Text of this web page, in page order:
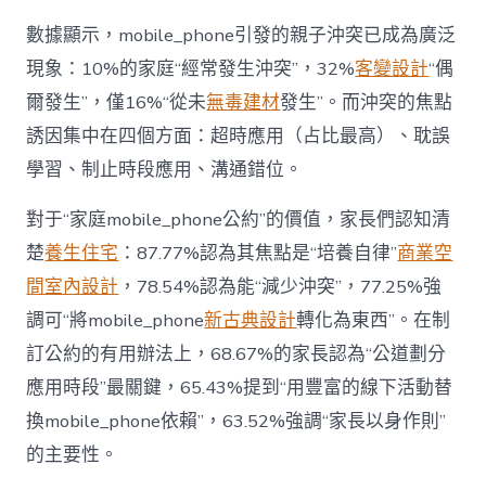
中
數據顯示，mobile_phone引發的親子沖突已成為廣泛
現象：10%的家庭“經常發生沖突”，32%客變設計“偶
爾發生”，僅16%“從未無毒建材發生”。而沖突的焦點
誘因集中在四個方面：超時應用（占比最高）、耽誤
學習、制止時段應用、溝通錯位。
對于“家庭mobile_phone公約”的價值，家長們認知清
楚養生住宅 ：87.77%認為其焦點是“培養自律”商業空
間室內設計 ，78.54%認為能“減少沖突”，77.25%強
調可“將mobile_phone新古典設計轉化為東西”。在制
訂公約的有用辦法上，68.67%的家長認為“公道劃分
應用時段”最關鍵，65.43%提到“用豐富的線下活動替
換mobile_phone依賴”，63.52%強調“家長以身作則”
的主要性。